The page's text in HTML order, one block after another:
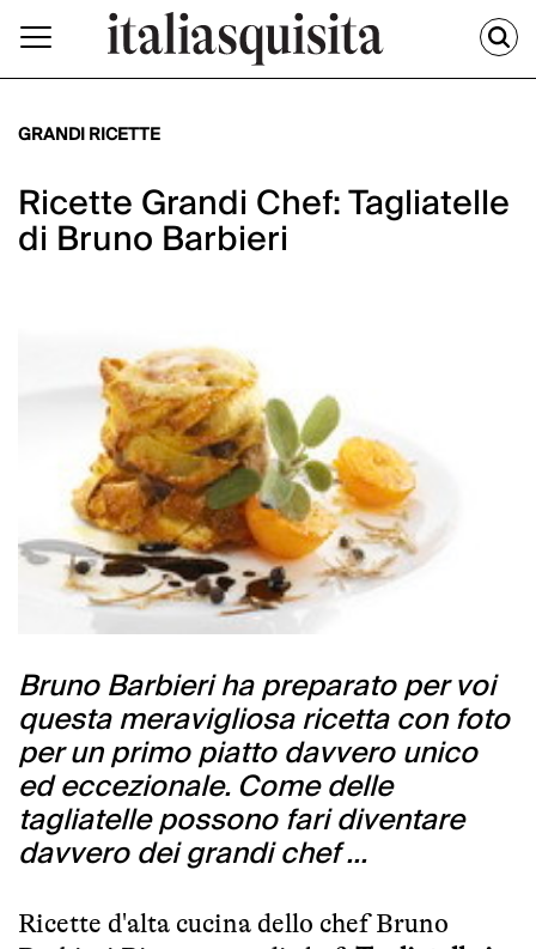
GRANDI RICETTE
Ricette Grandi Chef: Tagliatelle
di Bruno Barbieri
Bruno Barbieri ha preparato per voi
questa meravigliosa ricetta con foto
per un primo piatto davvero unico
ed eccezionale. Come delle
tagliatelle possono fari diventare
davvero dei grandi chef ...
Ricette d'alta cucina dello chef Bruno